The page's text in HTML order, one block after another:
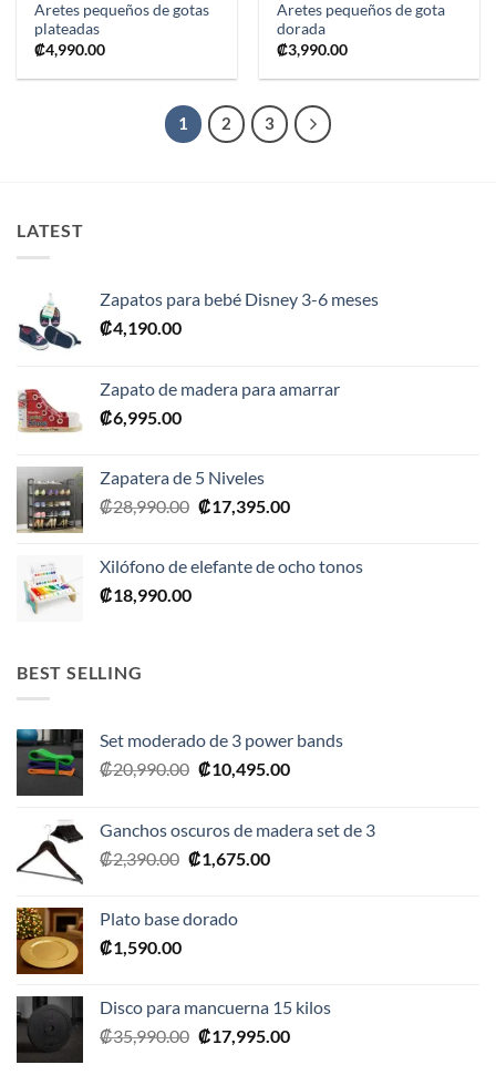
Aretes pequeños de gotas
plateadas
₡4,990.00
Aretes pequeños de gota
dorada
₡3,990.00
1 2 3
LATEST
Zapatos para bebé Disney 3-6 meses
₡4,190.00
Zapato de madera para amarrar
₡6,995.00
Zapatera de 5 Niveles
₡28,990.00 El
era:
₡17,395.00El
es:
Xilófono de elefante de ocho tonos
₡18,990.00
BEST SELLING
Set moderado de 3 power bands
₡20,990.00 El
era:
₡20,990.00.
₡10,495.00El
es:
Ganchos oscuros de madera set de 3
₡2,390.00 El
era:
₡1,675.00El
Plato base dorado
₡1,590.00
Disco para mancuerna 15 kilos
₡35,990.00 El
₡17,995.00El